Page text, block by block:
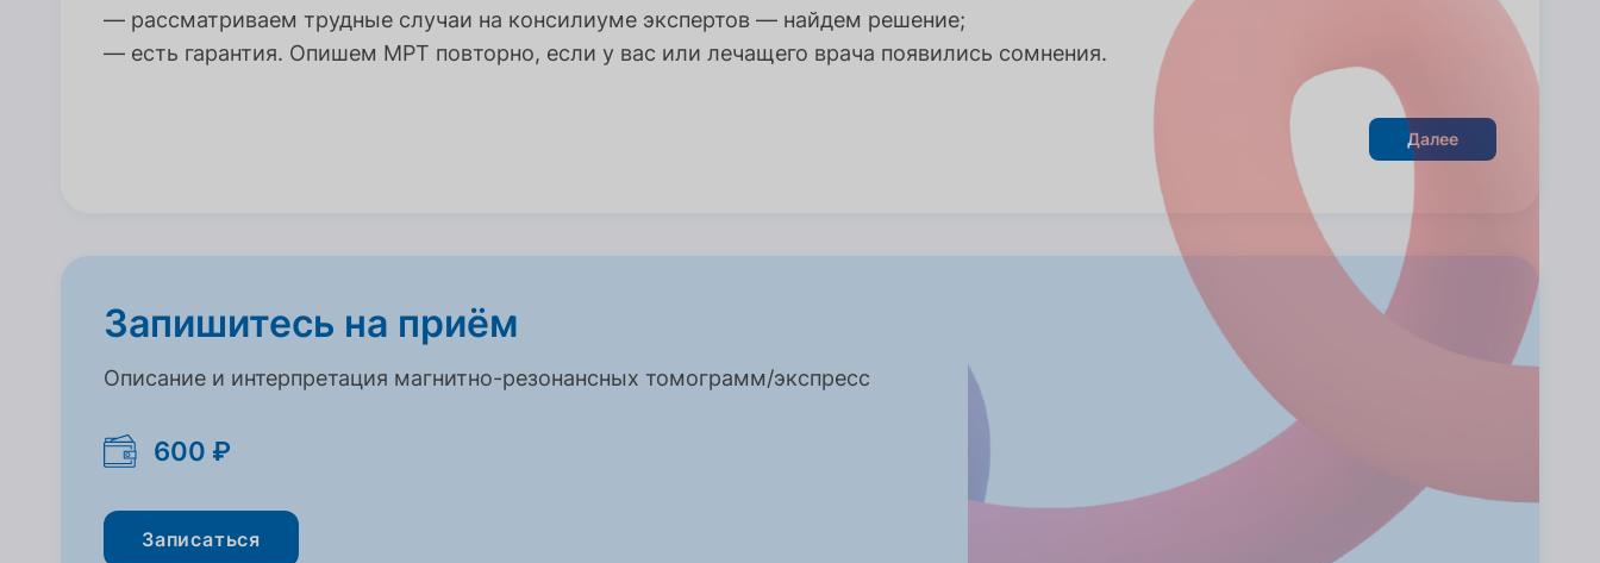
— рассматриваем трудные случаи на консилиуме экспертов — найдем решение;
— есть гарантия. Опишем МРТ повторно, если у вас или лечащего врача появились сомнения.
Далее
Запишитесь на приём
Описание и интерпретация магнитно-резонансных томограмм/экспресс
600 ₽
Записаться